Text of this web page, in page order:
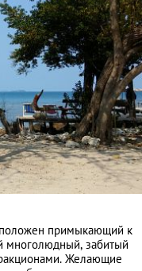
примыкающий к
многолюдный, забитый
Желающие